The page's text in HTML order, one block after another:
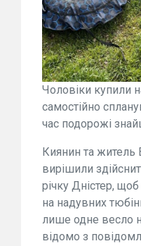
Чоловіки купили
самостійно
час подорожі
Киянин та житель
вирішили
річку Дністер,
на надувних
лише одне весло
відомо з